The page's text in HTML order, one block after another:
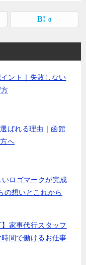
0
ント｜失敗しない
ばれる理由｜函館
へ
ロゴマークが完成
の想いとこれから
】家事代行スタッフ
間で働けるお仕事